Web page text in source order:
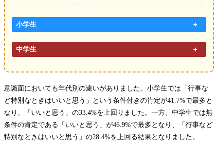
小学生
中学生
意識面においても年代別の違いがありました。小学生では「行事な
ど特別なときはいいと思う」という条件付きの肯定が41.7%で最多と
なり、「いいと思う」の33.4%を上回りました。一方、中学生では無
条件の肯定である「いいと思う」が46.9%で最多となり、「行事など
特別なときはいいと思う」の28.4%を上回る結果となりました。